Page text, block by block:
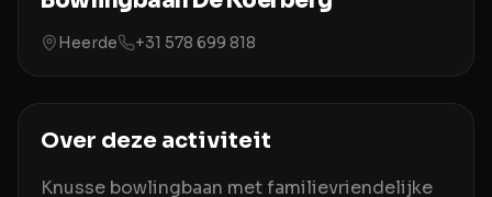
Heerde +31 578 699 818
Over deze activiteit
Knusse bowlingbaan met familievriendelijke